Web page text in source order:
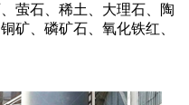
萤石、稀土、大理石、陶
矿、磷矿石、氧化铁红、